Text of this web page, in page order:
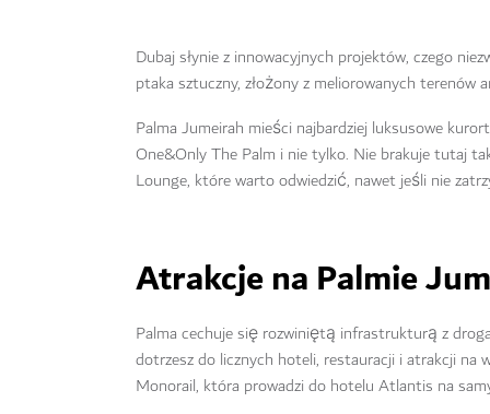
Dubaj słynie z innowacyjnych projektów, czego
ptaka sztuczny, złożony z meliorowanych terenów
Palma Jumeirah mieści najbardziej luksusowe
One&Only The Palm i nie tylko. Nie brakuje tutaj
Lounge, które warto odwiedzić, nawet jeśli nie
Atrakcje na Palmie
Palma cechuje się rozwiniętą infrastrukturą z
dotrzesz do licznych hoteli, restauracji i atrakcji na
Monorail, która prowadzi do hotelu Atlantis na